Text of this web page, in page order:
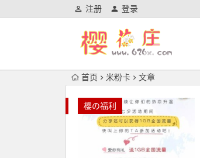
注册 登录
首页 米粉卡 文章
樱の福利